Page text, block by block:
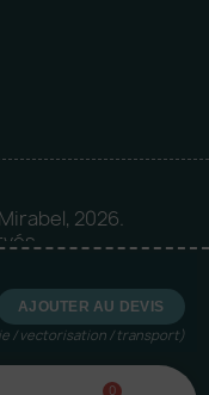
AJOUTER AU DEVIS
/ vectorisation / transport)
2026.
Logia |